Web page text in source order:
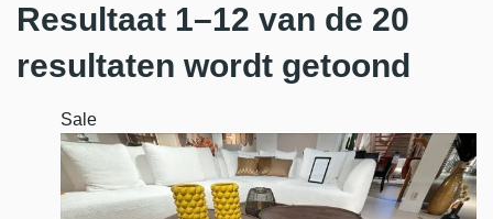
Resultaat 1–12 van de 20
resultaten wordt getoond
Sale